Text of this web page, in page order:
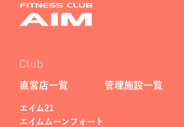
直営店一覧
エイム21
エイムムーンフォート
管理施設一覧